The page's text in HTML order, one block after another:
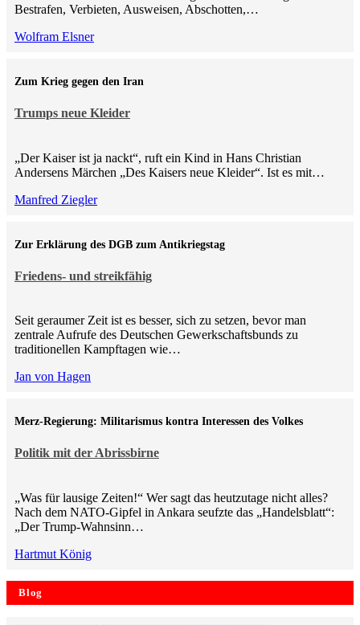
Bestrafen, Verbieten, Ausweisen, Abschotten,…
Wolfram Elsner
Trumps neue Kleider
Zum Krieg gegen den Iran
„Der Kaiser ist ja nackt“, ruft ein Kind in Hans Christian
Andersens Märchen „Des Kaisers neue Kleider“. Ist es mit…
Manfred Ziegler
Friedens- und streikfähig
Zur Erklärung des DGB zum Antikriegstag
Seit geraumer Zeit ist es besser, sich zu setzen, bevor man
zentrale Aufrufe des Deutschen Gewerkschaftsbunds zu
traditionellen Kampftagen wie…
Jan von Hagen
Politik mit der Abrissbirne
Merz-Regierung: Militarismus kontra Inte­ressen des Volkes
„Was für lausige Zeiten!“ Wer sagt das heutzutage nicht alles?
Nach dem NATO-Gipfel in Ankara seufzte das „Handelsblatt“:
„Der Trump-Wahnsinn…
Hartmut König
Blog